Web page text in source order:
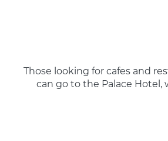
Those looking for cafes and
can go to the Palace Hotel,